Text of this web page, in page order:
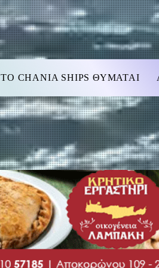
TO CHANIA SHIPS ΘΥΜΑΤΑΙ